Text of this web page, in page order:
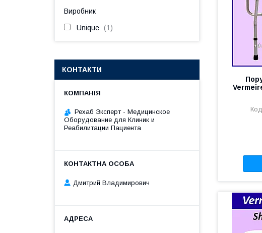
Виробник
Unique 1
КОНТАКТИ
Рехаб Эксперт - Медицинское
Оборудование для Клиник и
Реабилитации Пациента
Дмитрий Владимирович